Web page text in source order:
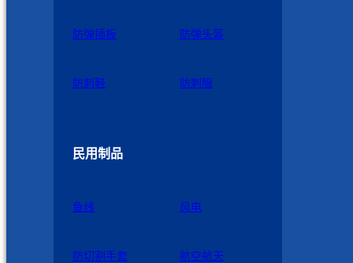
防弹插板 防弹头盔
防刺鞋 防刺服
民用制品
鱼线 风电
防切割手套 航空航天